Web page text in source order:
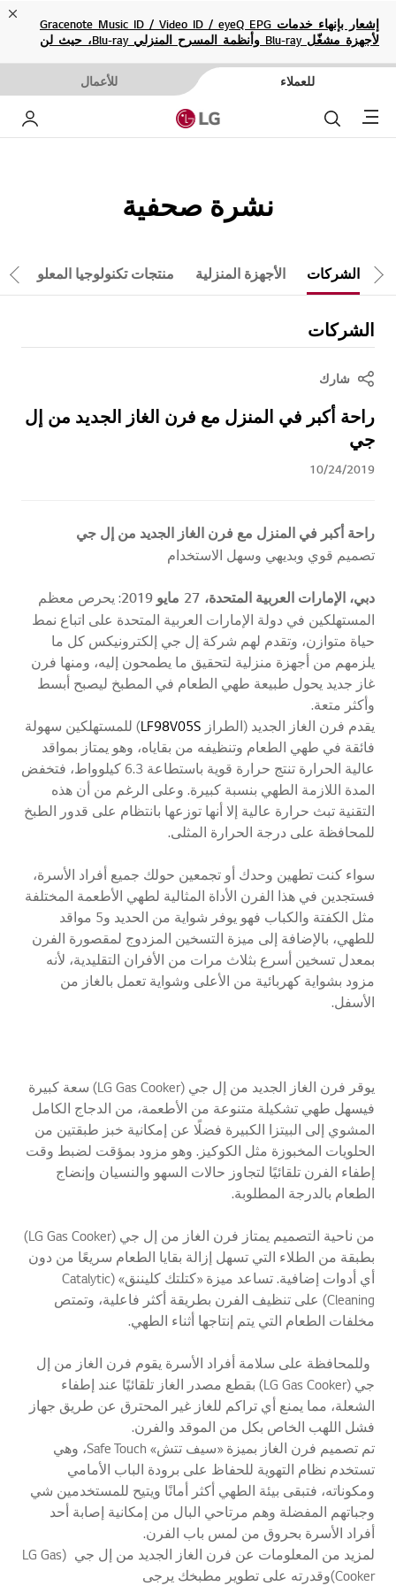
إشعار بإنهاء خدمات Gracenote Music ID / Video ID / eyeQ EPG
لأجهزة مشغّل Blu-ray وأنظمة المسرح المنزلي Blu-ray، حيث لن
للعملاء للأعمال
Menu
نشرة صحفية
الشركات الأجهزة المنزلية منتجات تكنولوجيا المعلومات تمرير لليمين
الشركات
شارك
راحة أكبر في المنزل مع فرن الغاز الجديد من إل
جي
10/24/2019
راحة أكبر في المنزل مع فرن الغاز الجديد من إل جي
تصميم قوي وبديهي وسهل الاستخدام
دبي، الإمارات العربية المتحدة، 27 مايو 2019
: يحرص معظم
المستهلكين في دولة الإمارات العربية المتحدة على اتباع نمط
حياة متوازن، وتقدم لهم شركة إل جي إلكترونيكس كل ما
يلزمهم من أجهزة منزلية لتحقيق ما يطمحون إليه، ومنها فرن
غاز جديد يحول طبيعة طهي الطعام في المطبخ ليصبح أبسط
وأكثر متعة.
يقدم فرن الغاز الجديد (الطراز LF98V05S) للمستهلكين سهولة
فائقة في طهي الطعام وتنظيفه من بقاياه، وهو يمتاز بمواقد
عالية الحرارة تنتج حرارة قوية باستطاعة 6.3 كيلوواط، فتخفض
المدة اللازمة الطهي بنسبة كبيرة. وعلى الرغم من أن هذه
التقنية تبث حرارة عالية إلا أنها توزعها بانتظام على قدور الطبخ
للمحافظة على درجة الحرارة المثلى.
سواء كنت تطهين وحدك أو تجمعين حولك جميع أفراد الأسرة،
فستجدين في هذا الفرن الأداة المثالية لطهي الأطعمة المختلفة
مثل الكفتة والكباب فهو يوفر شواية من الحديد و5 مواقد
للطهي، بالإضافة إلى ميزة التسخين المزدوج لمقصورة الفرن
بمعدل تسخين أسرع بثلاث مرات من الأفران التقليدية، لأنه
مزود بشواية كهربائية من الأعلى وشواية تعمل بالغاز من
الأسفل.
يوقر فرن الغاز الجديد من إل جي (LG Gas Cooker) سعة كبيرة
فيسهل طهي تشكيلة متنوعة من الأطعمة، من الدجاج الكامل
المشوي إلى البيتزا الكبيرة فضلًا عن إمكانية خبز طبقتين من
الحلويات المخبوزة مثل الكوكيز. وهو مزود بمؤقت لضبط وقت
إطفاء الفرن تلقائيًا لتجاوز حالات السهو والنسيان وإنضاج
الطعام بالدرجة المطلوبة.
من ناحية التصميم يمتاز فرن الغاز من إل جي (LG Gas Cooker)
بطبقة من الطلاء التي تسهل إزالة بقايا الطعام سريعًا من دون
أي أدوات إضافية. تساعد ميزة «كتلتك كليننق» (Catalytic
Cleaning) على تنظيف الفرن بطريقة أكثر فاعلية، وتمتص
مخلفات الطعام التي يتم إنتاجها أثناء الطهي.
وللمحافظة على سلامة أفراد الأسرة يقوم فرن الغاز من إل
جي (LG Gas Cooker) بقطع مصدر الغاز تلقائيًا عند إطفاء
الشعلة، مما يمنع أي تراكم للغاز غير المحترق عن طريق جهاز
فشل اللهب الخاص بكل من الموقد والفرن.
تم تصميم فرن الغاز بميزة «سيف تتش» Safe Touch، وهي
تستخدم نظام التهوية للحفاظ على برودة الباب الأمامي
ومكوناته، فتبقى بيئة الطهي أكثر أمانًا ويتيح للمستخدمين شي
وجباتهم المفضلة وهم مرتاحي البال من إمكانية إصابة أحد
أفراد الأسرة بحروق من لمس باب الفرن.
لمزيد من المعلومات عن فرن الغاز الجديد من إل جي (LG Gas
Cooker)وقدرته على تطوير مطبخك يرجى